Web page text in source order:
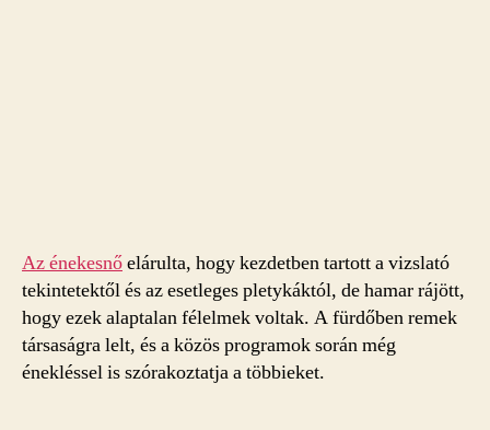
Az énekesnőelárulta, hogy kezdetben tartott a vizslató
tekintetektől és az esetleges pletykáktól, de hamar rájött,
hogy ezek alaptalan félelmek voltak. A fürdőben remek
társaságra lelt, és a közös programok során még
énekléssel is szórakoztatja a többieket.